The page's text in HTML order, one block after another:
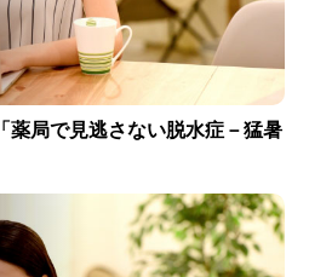
薬局で見逃さない脱水症－猛暑